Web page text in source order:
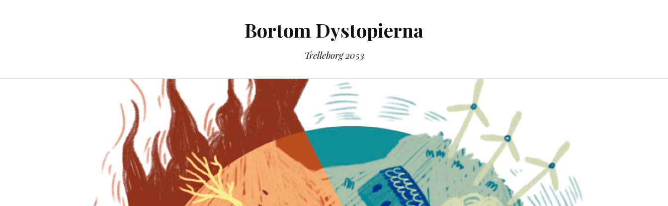
Bortom Dystopierna
Trelleborg 2053